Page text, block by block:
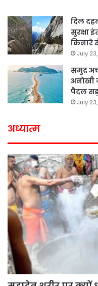
दिल
सुरक्षा
किनारे
July
समुद्र
अनोखी
पैदल
July
अध्यात्म